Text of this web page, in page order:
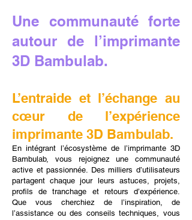
Une communauté forte
autour de l’imprimante
3D Bambulab.
L’entraide et l’échange au
cœur de l’expérience
imprimante 3D Bambulab.
En intégrant l’écosystème de l’imprimante 3D
Bambulab, vous rejoignez une communauté
active et passionnée. Des milliers d’utilisateurs
partagent chaque jour leurs astuces, projets,
profils de tranchage et retours d’expérience.
Que vous cherchiez de l’inspiration, de
l’assistance ou des conseils techniques, vous